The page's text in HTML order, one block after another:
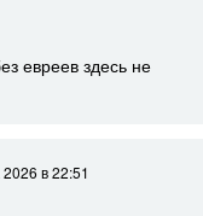
евреев здесь не
2026в 22:51